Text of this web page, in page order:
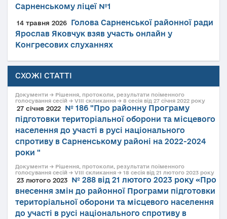
Сарненському ліцеї №1
14 травня 2026
Голова Сарненської районної ради
Ярослав Яковчук взяв участь онлайн у
Конгресових слуханнях
СХОЖІ СТАТТІ
Документи → Рішення, протоколи, результати поіменного
голосування сесій → VIII скликання → 8 сесія від 27 січня 2022 року
27 січня 2022
№ 186 "Про районну Програму
підготовки територіальної оборони та місцевого
населення до участі в русі національного
спротиву в Сарненському районі на 2022-2024
роки "
Документи → Рішення, протоколи, результати поіменного
голосування сесій → VIII скликання → 18 сесія від 21 лютого 2023 року
23 лютого 2023
№ 288 від 21 лютого 2023 року «Про
внесення змін до районної Програми підготовки
територіальної оборони та місцевого населення
до участі в русі національного спротиву в